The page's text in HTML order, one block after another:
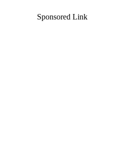
Sponsored Link